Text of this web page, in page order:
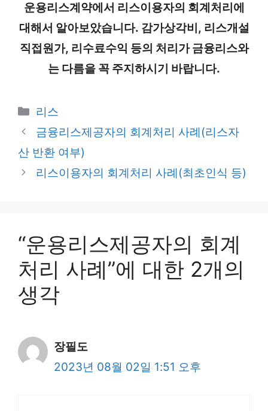
운용리스계약에서 리스이용자의 회계처리에
대해서 알아보았습니다. 감가상각비, 리스개설
직접원가, 리수료수익 등의 처리가 금융리스와
는 다름을 꼭 주지하시기 바랍니다.
카
테
리
리스
금융리스제공자의 회계처리 사례(리스자
산 반환 여부)
리스이용자의 회계처리 사례(최초인식 등)
“운용리스제공자의 회계
처리 사례”에 대한 2개의
생각
장필도
2023년 08월 02일 1:51 오후